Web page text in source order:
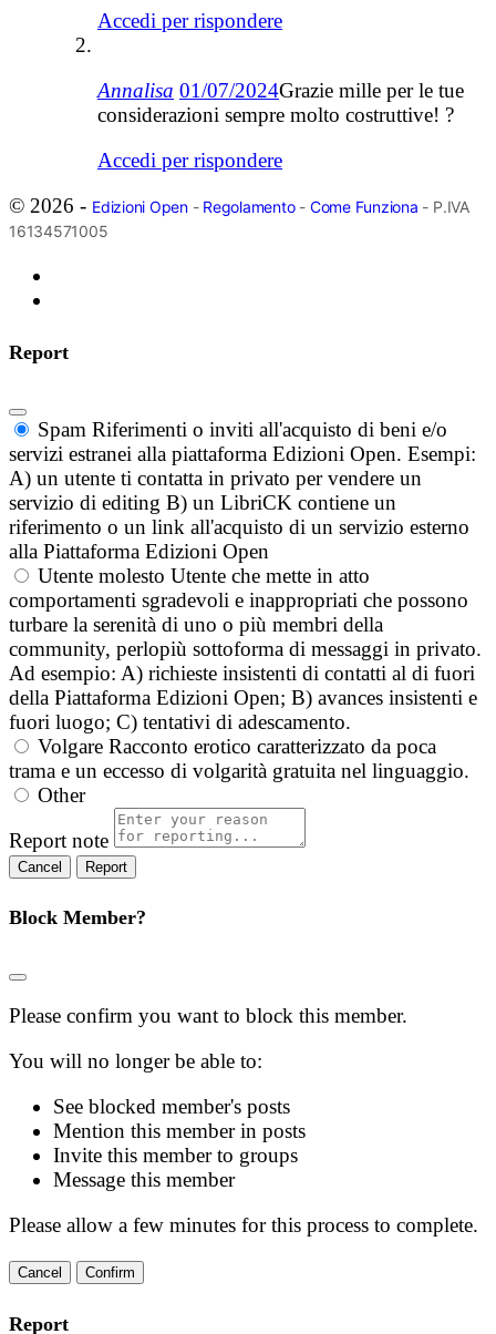
Accedi per rispondere
Annalisa 01/07/2024Grazie mille per le tue
considerazioni sempre molto costruttive! ?
Accedi per rispondere
© 2026 - Edizioni Open- Regolamento- Come Funziona - P.IVA
16134571005
Report
Spam Riferimenti o inviti all'acquisto di beni e/o
servizi estranei alla piattaforma Edizioni Open. Esempi:
A) un utente ti contatta in privato per vendere un
servizio di editing B) un LibriCK contiene un
riferimento o un link all'acquisto di un servizio esterno
alla Piattaforma Edizioni Open
Utente molesto Utente che mette in atto
comportamenti sgradevoli e inappropriati che possono
turbare la serenità di uno o più membri della
community, perlopiù sottoforma di messaggi in privato.
Ad esempio: A) richieste insistenti di contatti al di fuori
della Piattaforma Edizioni Open; B) avances insistenti e
fuori luogo; C) tentativi di adescamento.
Volgare Racconto erotico caratterizzato da poca
trama e un eccesso di volgarità gratuita nel linguaggio.
Other
Report note
Report
Block Member?
Please confirm you want to block this member.
You will no longer be able to:
See blocked member's posts
Mention this member in posts
Invite this member to groups
Message this member
Please allow a few minutes for this process to complete.
Confirm
Report